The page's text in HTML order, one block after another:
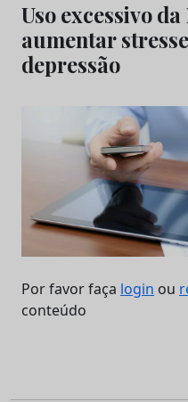
Uso excessivo
aumentar
depressão
Por favor faça login ou
conteúdo